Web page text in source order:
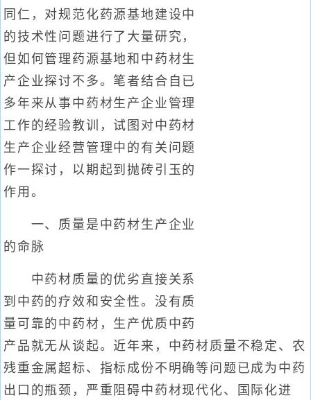
同仁，对规范化药源基地建设中
的技术性问题进行了大量研究，
但如何管理药源基地和中药材生
产企业探讨不多。笔者结合自已
多年来从事中药材生产企业管理
工作的经验教训，试图对中药材
生产企业经营管理中的有关问题
作一探讨，以期起到抛砖引玉的
作用。
一、质量是中药材生产企业
的命脉
中药材质量的优劣直接关系
到中药的疗效和安全性。没有质
量可靠的中药材，生产优质中药
产品就无从谈起。近年来，中药材质量不稳定、农
残重金属超标、指标成份不明确等问题已成为中药
出口的瓶颈，严重阻碍中药材现代化、国际化进